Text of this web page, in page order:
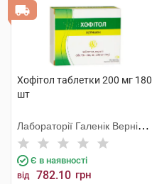
Хофітол таблетки 200 мг 180
шт
Лабораторії Галенік Вернін/
Франція
Є в наявності
від 782.10 грн